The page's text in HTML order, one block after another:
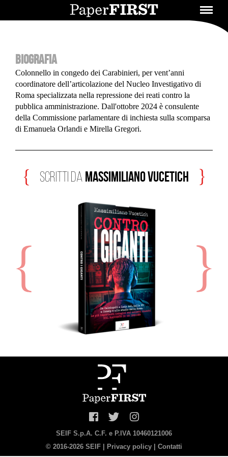
BIOGRAFIA
Colonnello in congedo dei Carabinieri, per vent’anni
coordinatore dell’articolazione del Nucleo Investigativo di
Roma specializzata nella repressione dei reati contro la
pubblica amministrazione. Dall'ottobre 2024 è consulente
della Commissione parlamentare di inchiesta sulla scomparsa
di Emanuela Orlandi e Mirella Gregori.
scritti da Massimiliano Vucetich
SEIF S.p.A. C.F. e P.IVA 10460121006
© 2016-2026 SEIF |
Privacy policy Contatti